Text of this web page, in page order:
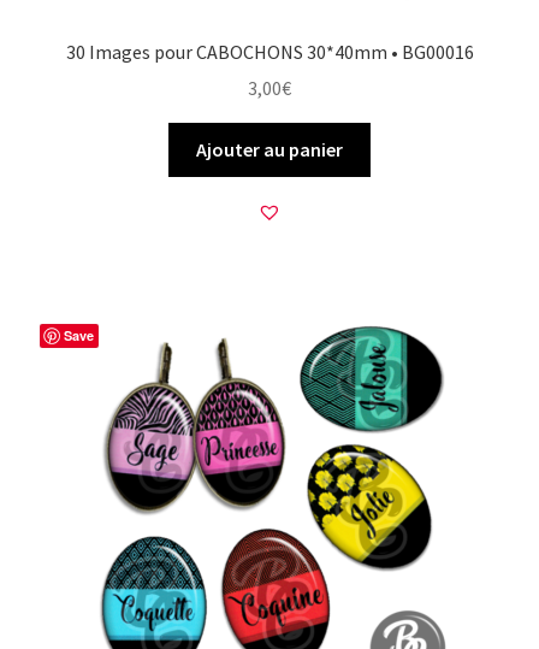
30 Images pour CABOCHONS 30*40mm • BG00016
3,00€
Ajouter au panier
Save